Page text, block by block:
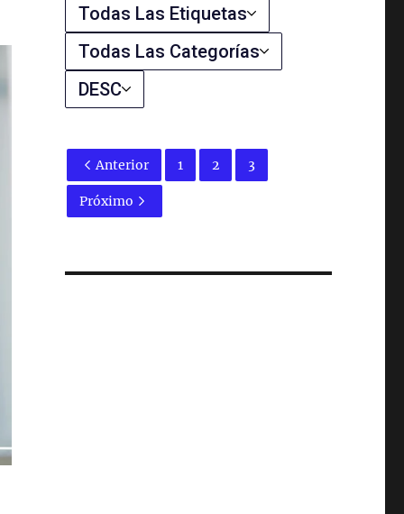
Todas Las Etiquetas
Todas Las Categorías
DESC
Anterior 1 2 3
Próximo